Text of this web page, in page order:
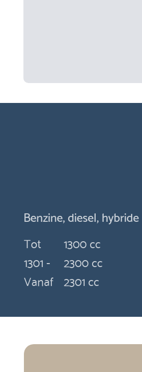
Benzine, diesel, hybride
Tot
1300 cc
1301 -
2300 cc
Vanaf 2301 cc